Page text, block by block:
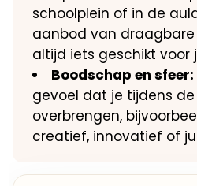
schoolplein of in de
aanbod van
altijd iets geschikt voor
Boodschap en sfeer:
gevoel dat je tijdens
overbrengen,
creatief, innovatief of